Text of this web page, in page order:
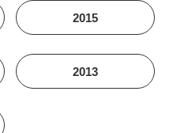
2015
2013